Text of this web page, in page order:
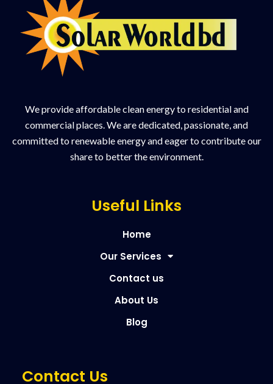
We provide affordable clean energy to residential and
commercial places. We are dedicated, passionate, and
committed to renewable energy and eager to contribute our
share to better the environment.
Useful Links
Home
Our Services
Contact us
About Us
Blog
Contact Us